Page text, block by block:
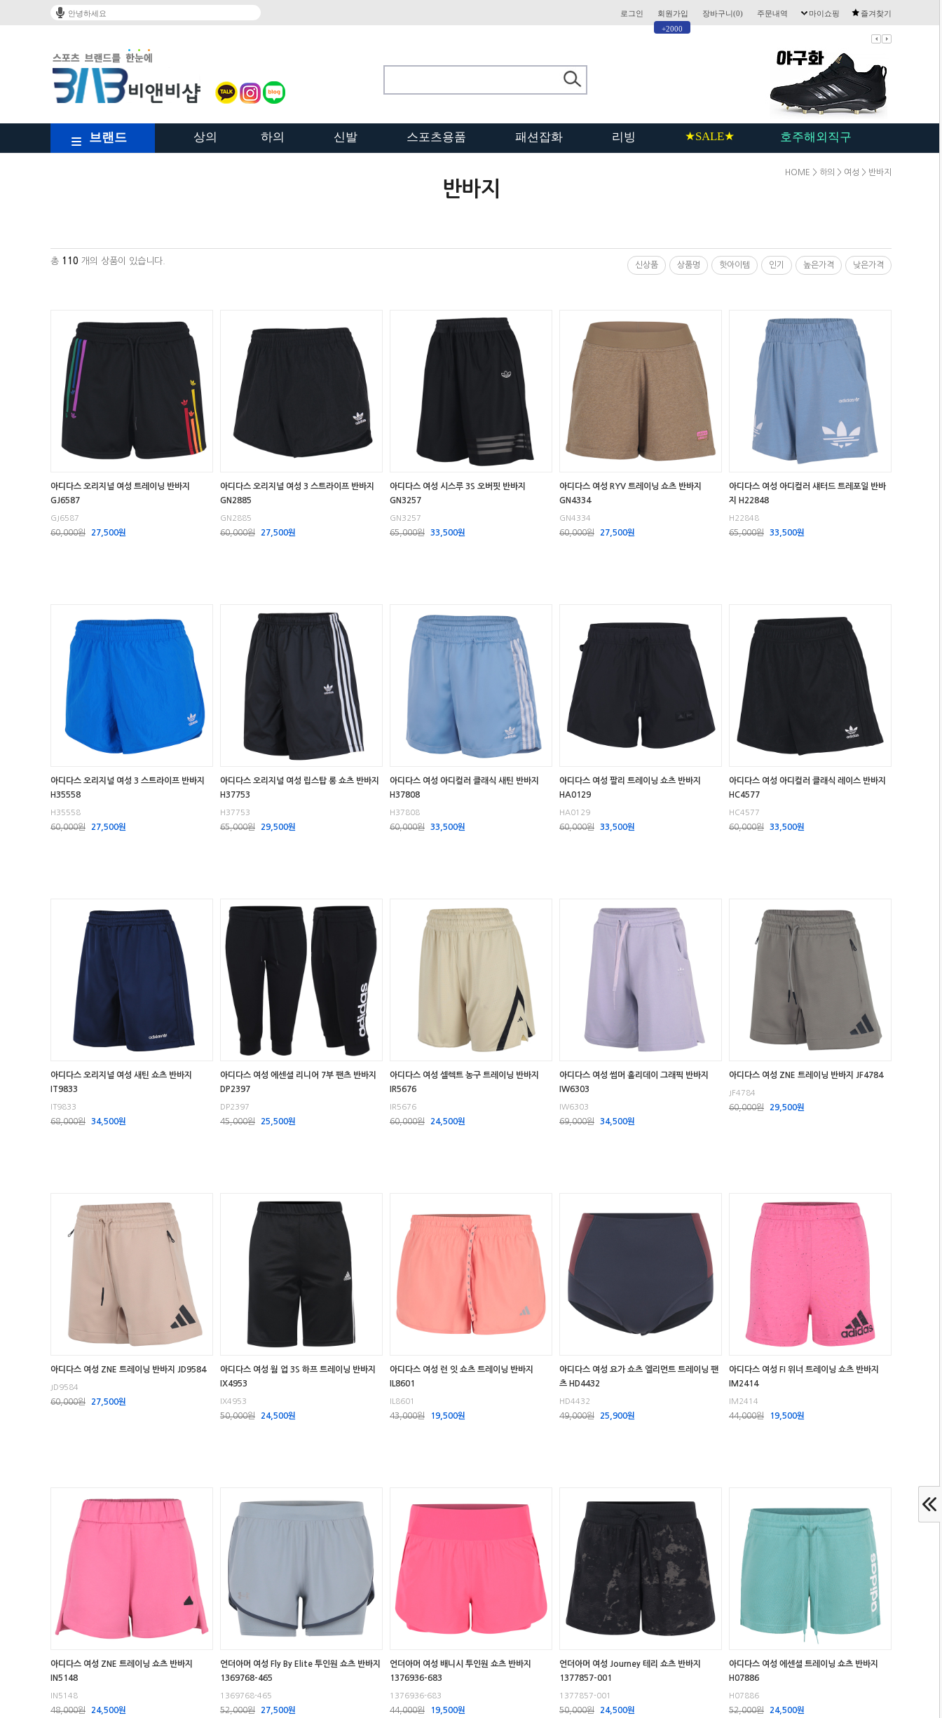
안녕하세요
로그인
+2000
회원가입 장바구니(0) 주문내역 마이쇼핑 즐겨찾기
브랜드 상의 하의 신발 스포츠용품 패션잡화 리빙 ★SALE★ 호주해외직구
HOME > 하의 > 여성 > 반바지
반바지
총 110 개의 상품이 있습니다. 신상품 상품명 핫아이템 인기 높은가격 낮은가격
아디다스 오리지널 여성 트레이닝 반바지
GJ6587
GJ6587
60,000원 27,500원
아디다스 오리지널 여성 3 스트라이프 반바지
GN2885
GN2885
60,000원 27,500원
아디다스 여성 시스루 3S 오버핏 반바지
GN3257
GN3257
65,000원 33,500원
아디다스 여성 RYV 트레이닝 쇼츠 반바지
GN4334
GN4334
60,000원 27,500원
아디다스 여성 아디컬러 섀터드 트레포일 반바
지 H22848
H22848
65,000원 33,500원
아디다스 오리지널 여성 3 스트라이프 반바지
H35558
H35558
60,000원 27,500원
아디다스 오리지널 여성 립스탑 롱 쇼츠 반바지
H37753
H37753
65,000원 29,500원
아디다스 여성 아디컬러 클래식 새틴 반바지
H37808
H37808
60,000원 33,500원
아디다스 여성 팔리 트레이닝 쇼츠 반바지
HA0129
HA0129
60,000원 33,500원
아디다스 여성 아디컬러 클래식 레이스 반바지
HC4577
HC4577
60,000원 33,500원
아디다스 오리지널 여성 새틴 쇼츠 반바지
IT9833
IT9833
68,000원 34,500원
아디다스 여성 에센셜 리니어 7부 팬츠 반바지
DP2397
DP2397
45,000원 25,500원
아디다스 여성 셀렉트 농구 트레이닝 반바지
IR5676
IR5676
60,000원 24,500원
아디다스 여성 썸머 홀리데이 그래픽 반바지
IW6303
IW6303
69,000원 34,500원
아디다스 여성 ZNE 트레이닝 반바지 JF4784
JF4784
60,000원 29,500원
아디다스 여성 ZNE 트레이닝 반바지 JD9584
JD9584
60,000원 27,500원
아디다스 여성 웜 업 3S 하프 트레이닝 반바지
IX4953
IX4953
50,000원 24,500원
아디다스 여성 런 잇 쇼츠 트레이닝 반바지
IL8601
IL8601
43,000원 19,500원
아디다스 여성 요가 쇼츠 엘리먼트 트레이닝 팬
츠 HD4432
HD4432
49,000원 25,900원
아디다스 여성 FI 위너 트레이닝 쇼츠 반바지
IM2414
IM2414
44,000원 19,500원
아디다스 여성 ZNE 트레이닝 쇼츠 반바지
IN5148
IN5148
48,000원 24,500원
언더아머 여성 Fly By Elite 투인원 쇼츠 반바지
1369768-465
1369768-465
52,000원 27,500원
언더아머 여성 배니시 투인원 쇼츠 반바지
1376936-683
1376936-683
44,000원 19,500원
언더아머 여성 Journey 테리 쇼츠 반바지
1377857-001
1377857-001
50,000원 24,500원
아디다스 여성 에센셜 트레이닝 쇼츠 반바지
H07886
H07886
52,000원 24,500원